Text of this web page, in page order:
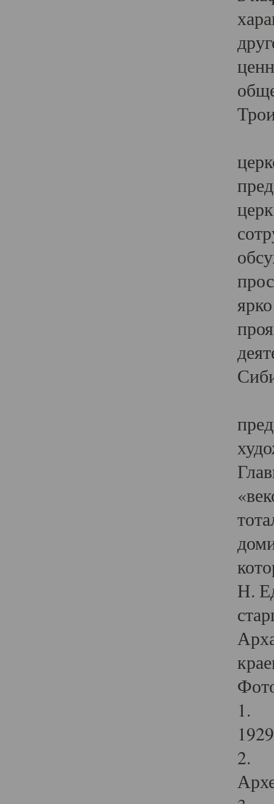
Н.
1.
2.